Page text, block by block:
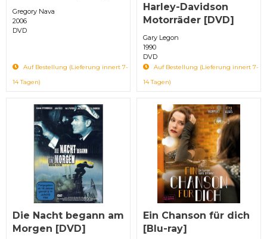
Gregory Nava
2006
DVD
Auf Bestellung (Lieferung innert 7-
14 Tagen)
Harley-Davidson
Motorräder [DVD]
Gary Legon
1990
DVD
Auf Bestellung (Lieferung innert 7-
14 Tagen)
Die Nacht begann am
Morgen [DVD]
Ein Chanson für dich
[Blu-ray]